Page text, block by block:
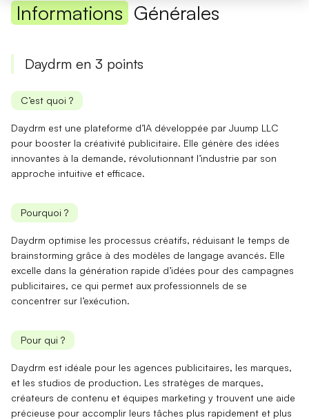
Informations Générales
Daydrm en 3 points
C’est quoi ?
Daydrm est une plateforme d’IA développée par Juump LLC
pour booster la créativité publicitaire. Elle génère des idées
innovantes à la demande, révolutionnant l’industrie par son
approche intuitive et efficace.
Pourquoi ?
Daydrm optimise les processus créatifs, réduisant le temps de
brainstorming grâce à des modèles de langage avancés. Elle
excelle dans la génération rapide d’idées pour des campagnes
publicitaires, ce qui permet aux professionnels de se
concentrer sur l’exécution.
Pour qui ?
Daydrm est idéale pour les agences publicitaires, les marques,
et les studios de production. Les stratèges de marques,
créateurs de contenu et équipes marketing y trouvent une aide
précieuse pour accomplir leurs tâches plus rapidement et plus